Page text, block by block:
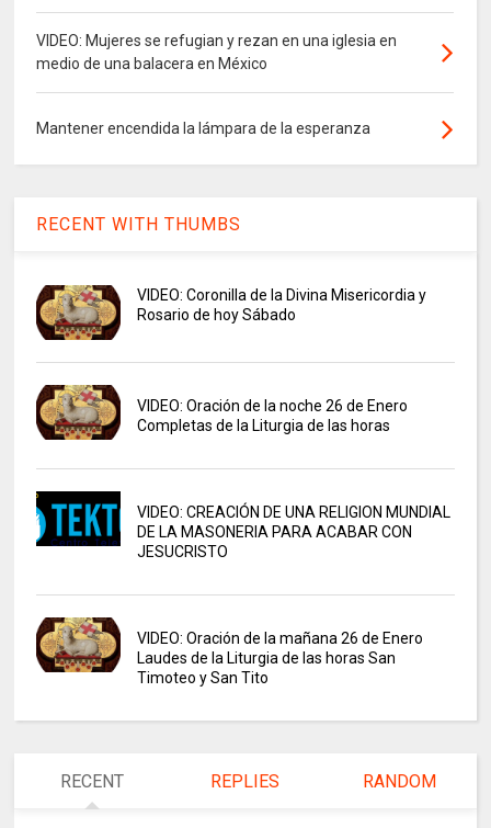
VIDEO: Mujeres se refugian y rezan en una iglesia en
medio de una balacera en México
Mantener encendida la lámpara de la esperanza
RECENT WITH THUMBS
VIDEO: Coronilla de la Divina Misericordia y
Rosario de hoy Sábado
VIDEO: Oración de la noche 26 de Enero
Completas de la Liturgia de las horas
VIDEO: CREACIÓN DE UNA RELIGION MUNDIAL
DE LA MASONERIA PARA ACABAR CON
JESUCRISTO
VIDEO: Oración de la mañana 26 de Enero
Laudes de la Liturgia de las horas San
Timoteo y San Tito
RECENT REPLIES RANDOM